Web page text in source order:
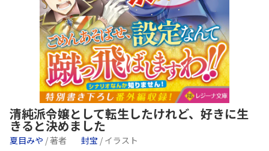
清純派令嬢として転生したけれど、好きに生
きると決めました
夏目みや / 著者 封宝 / イラスト